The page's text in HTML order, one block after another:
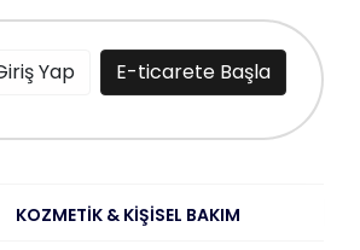
Yap E-ticarete Başla
KOZMETİK & KİŞİSEL BAKIM